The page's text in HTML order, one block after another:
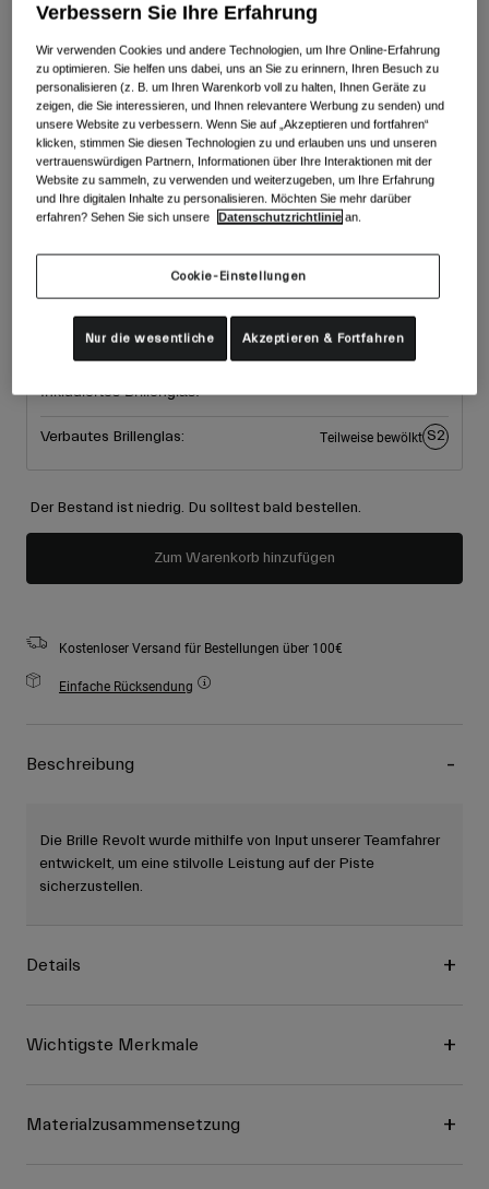
Zubehör
Goggles
Handschuhe
Ersatzteile
Alle anzeigen
Alle anzeigen
Verwendungszweck
All Mountain
Backcountry
Freestyle
Ski Race
Alle anzeigen
Farben -White/Pink
ausgewählt
One Size
Inkludiertes Brillenglas:
Verbautes Brillenglas: Teilweise bewölkt S2
Der Bestand ist niedrig. Du solltest bald bestellen.
Zum Warenkorb hinzufügen
Kostenloser Versand für Bestellungen über 100€
Einfache Rücksendung
Beschreibung
Die Brille Revolt wurde mithilfe von Input unserer Teamfahrer
entwickelt, um eine stilvolle Leistung auf der Piste
sicherzustellen.
Details
Wichtigste Merkmale
Materialzusammensetzung
Verbessern Sie Ihre Erfahrung
Wir verwenden Cookies und andere Technologien, um Ihre Online-Erfahrung
zu optimieren. Sie helfen uns dabei, uns an Sie zu erinnern, Ihren Besuch zu
personalisieren (z. B. um Ihren Warenkorb voll zu halten, Ihnen Geräte zu
zeigen, die Sie interessieren, und Ihnen relevantere Werbung zu senden) und
unsere Website zu verbessern. Wenn Sie auf „Akzeptieren und fortfahren“
klicken, stimmen Sie diesen Technologien zu und erlauben uns und unseren
vertrauenswürdigen Partnern, Informationen über Ihre Interaktionen mit der
Website zu sammeln, zu verwenden und weiterzugeben, um Ihre Erfahrung
und Ihre digitalen Inhalte zu personalisieren. Möchten Sie mehr darüber
erfahren? Sehen Sie sich unsere
Datenschutzrichtlinie an.
Cookie-Einstellungen
Nur die wesentliche Akzeptieren & Fortfahren